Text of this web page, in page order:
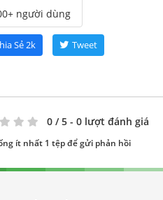
người dùng
Sẻ2k Tweet
0 / 5 - 0 lượt đánh giá
ít nhất 1 tệp để gửi phản hồi